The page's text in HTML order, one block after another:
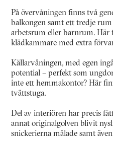
På övervåningen finns två
balkongen samt ett tredje
arbetsrum eller barnrum. Här
klädkammare med extra
Källarvåningen, med egen
potential – perfekt som
inte ett hemmakontor? Här
tvättstuga.
Del av interiören har precis
annat originalgolven blivit
snickerierna målade samt